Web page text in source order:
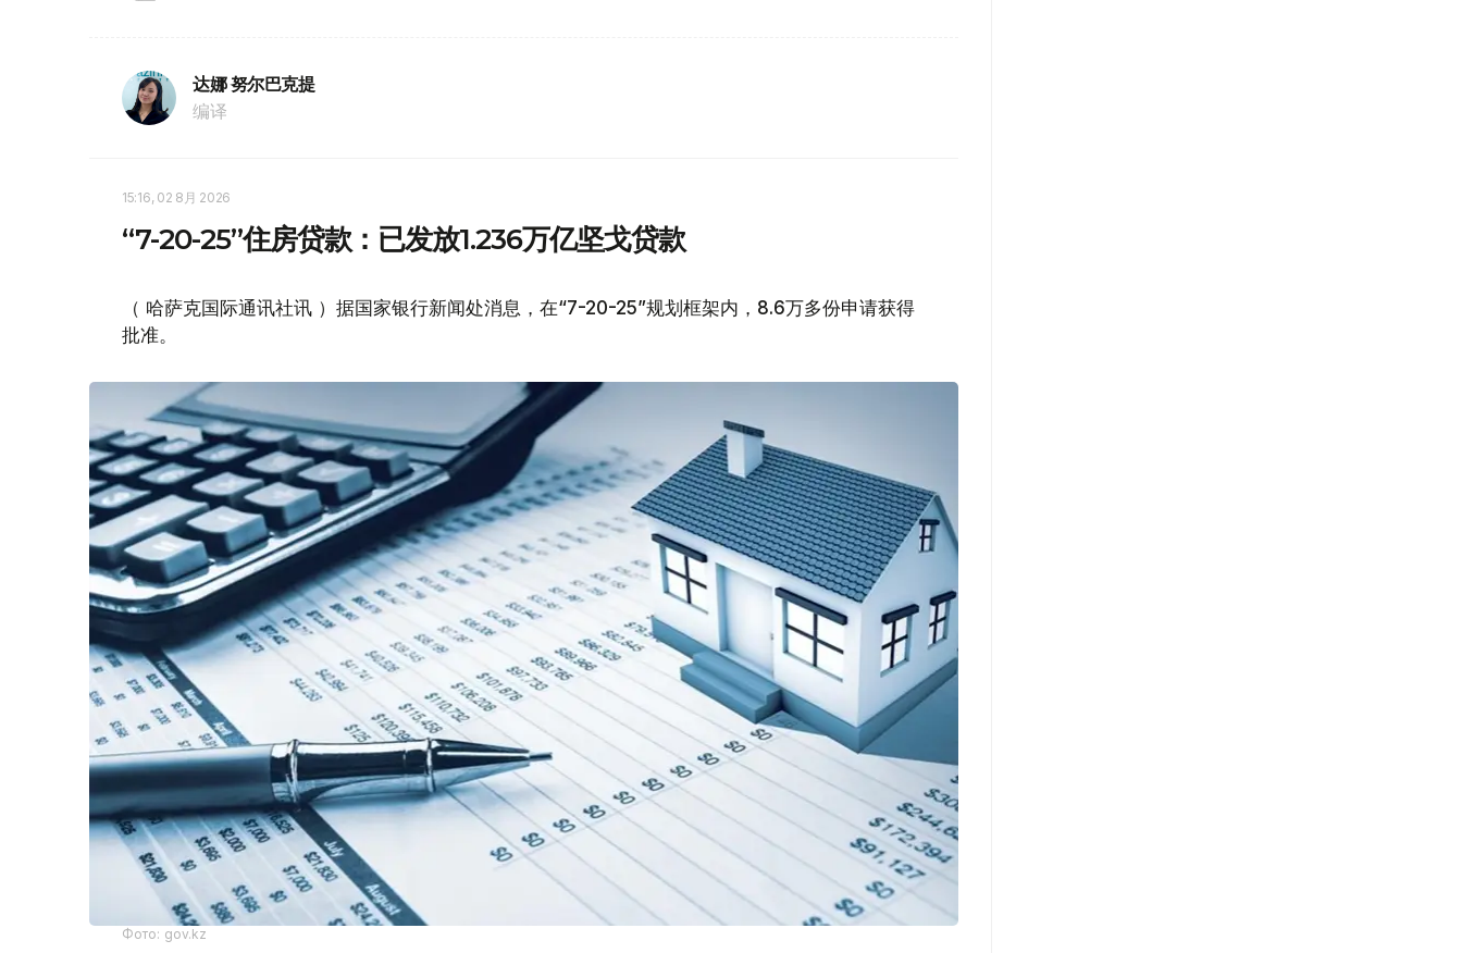
达娜 努尔巴克提
编译
15:16, 02 8月 2026
“7-20-25”住房贷款：已发放1.236万亿坚戈贷款
（ 哈萨克国际通讯社讯 ）据国家银行新闻处消息，在“7-20-25”规划框架内，8.6万多份申请获得
批准。
Фото: gov.kz